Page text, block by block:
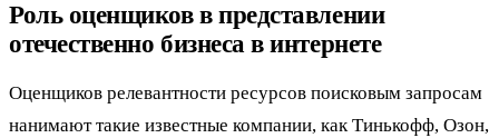
Роль оценщиков в представлении
отечественно бизнеса в интернете
Оценщиков релевантности ресурсов поисковым запросам
нанимают такие известные компании, как Тинькофф, Озон,